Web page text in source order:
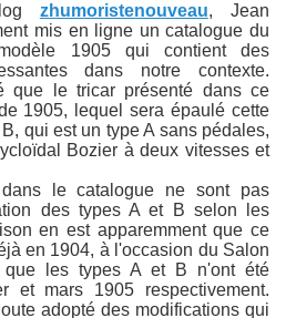
zhumoristenouveau, Jean
mis en ligne un catalogue du
1905 qui contient des
dans notre contexte.
que le tricar présenté dans ce
1905, lequel sera épaulé cette
qui est un type A sans pédales,
Bozier à deux vitesses et
le catalogue ne sont pas
des types A et B selon les
en est apparemment que ce
en 1904, à l'occasion du Salon
que les types A et B n'ont été
et mars 1905 respectivement.
adopté des modifications qui